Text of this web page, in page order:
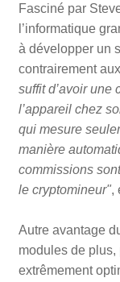
Fasciné par
l’informatique
à développer un
contrairement
suffit d’avoir une
l’appareil chez
qui mesure
manière
commissions
le cryptomineur",
Autre avantage
modules de
extrêmement